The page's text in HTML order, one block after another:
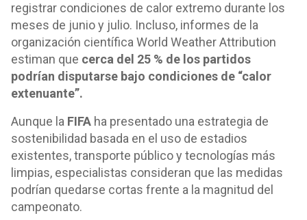
registrar condiciones de calor extremo durante los
meses de junio y julio. Incluso, informes de la
organización científica World Weather Attribution
estiman que cerca del 25 % de los partidos
podrían disputarse bajo condiciones de “calor
extenuante”.
Aunque la FIFA ha presentado una estrategia de
sostenibilidad basada en el uso de estadios
existentes, transporte público y tecnologías más
limpias, especialistas consideran que las medidas
podrían quedarse cortas frente a la magnitud del
campeonato.